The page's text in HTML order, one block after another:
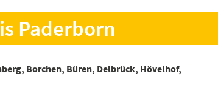
Paderborn
Borchen, Büren, Delbrück, Hövelhof,